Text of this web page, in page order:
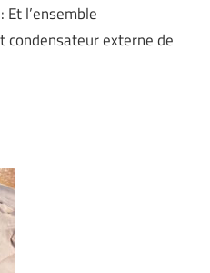
l’ensemble
condensateur externe de